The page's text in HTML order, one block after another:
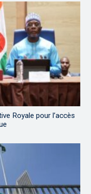
Royale pour l’accès